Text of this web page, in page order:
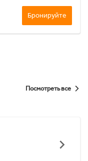
Бронируйте
Посмотреть все